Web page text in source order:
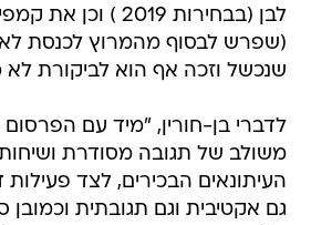
לבן (בבחירות 2019 )
(שפרש לבסוף מהמרוץ לכנסת
שנכשל וזכה אף הוא לביקורת לא
לדברי בן-חורין, "מיד עם
משולב של תגובה מסודרת
העיתונאים הבכירים, לצד פעילות
גם אקטיבית וגם תגובתית וכמובן